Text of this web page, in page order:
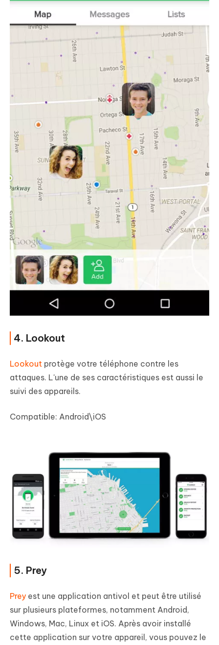
4. Lookout
Lookout protège votre téléphone contre les
attaques. L'une de ses caractéristiques est aussi le
suivi des appareils.
Compatible: Android\iOS
5. Prey
Prey est une application antivol et peut être utilisé
sur plusieurs plateformes, notamment Android,
Windows, Mac, Linux et iOS. Après avoir installé
cette application sur votre appareil, vous pouvez le